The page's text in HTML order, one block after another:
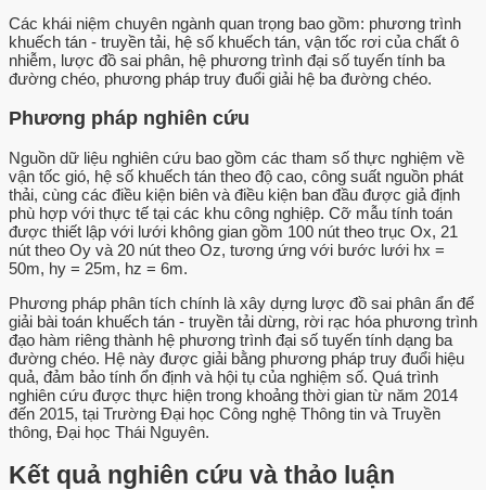
Các khái niệm chuyên ngành quan trọng bao gồm: phương trình
khuếch tán - truyền tải, hệ số khuếch tán, vận tốc rơi của chất ô
nhiễm, lược đồ sai phân, hệ phương trình đại số tuyến tính ba
đường chéo, phương pháp truy đuổi giải hệ ba đường chéo.
Phương pháp nghiên cứu
Nguồn dữ liệu nghiên cứu bao gồm các tham số thực nghiệm về
vận tốc gió, hệ số khuếch tán theo độ cao, công suất nguồn phát
thải, cùng các điều kiện biên và điều kiện ban đầu được giả định
phù hợp với thực tế tại các khu công nghiệp. Cỡ mẫu tính toán
được thiết lập với lưới không gian gồm 100 nút theo trục Ox, 21
nút theo Oy và 20 nút theo Oz, tương ứng với bước lưới hx =
50m, hy = 25m, hz = 6m.
Phương pháp phân tích chính là xây dựng lược đồ sai phân ẩn để
giải bài toán khuếch tán - truyền tải dừng, rời rạc hóa phương trình
đạo hàm riêng thành hệ phương trình đại số tuyến tính dạng ba
đường chéo. Hệ này được giải bằng phương pháp truy đuổi hiệu
quả, đảm bảo tính ổn định và hội tụ của nghiệm số. Quá trình
nghiên cứu được thực hiện trong khoảng thời gian từ năm 2014
đến 2015, tại Trường Đại học Công nghệ Thông tin và Truyền
thông, Đại học Thái Nguyên.
Kết quả nghiên cứu và thảo luận